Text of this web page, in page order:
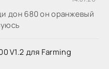
дон 680 он оранжевый
V1.2 для Farming